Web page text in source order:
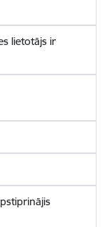
lietotājs ir